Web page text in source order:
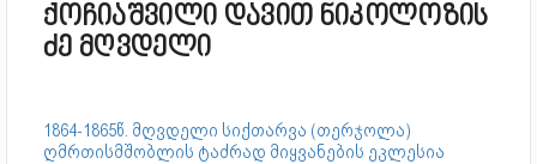
ქოჩიაშვილი დავით ნიკოლოზის
ძე მღვდელი
1864-1865წ. მღვდელი სიქთარვა (თერჯოლა)
ღმრთისმშობლის ტაძრად მიყვანების ეკლესია